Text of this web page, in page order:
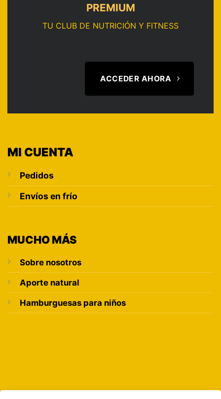
PREMIUM
TU CLUB DE NUTRICIÓN Y FITNESS
ACCEDER AHORA
MI CUENTA
Pedidos
Envíos en frío
MUCHO MÁS
Sobre nosotros
Aporte natural
Hamburguesas para niños